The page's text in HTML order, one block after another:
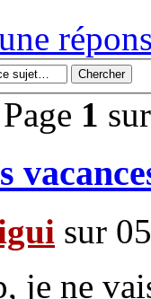
1 sur
sur
je ne